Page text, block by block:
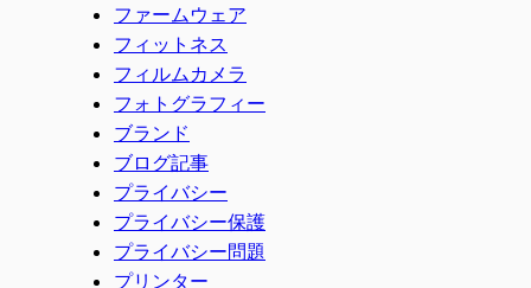
ファームウェア
フィットネス
フィルムカメラ
フォトグラフィー
ブランド
ブログ記事
プライバシー
プライバシー保護
プライバシー問題
プリンター